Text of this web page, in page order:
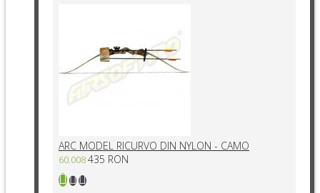
ARC MODEL RICURVO DIN NYLON - CAMO
60.008435 RON